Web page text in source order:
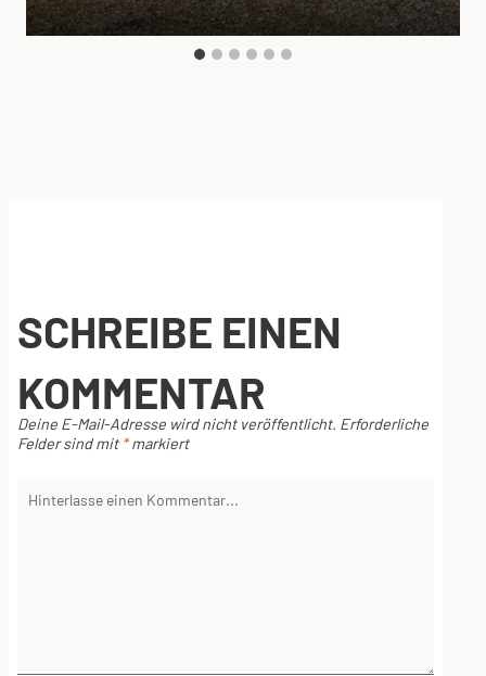
SCHREIBE EINEN
KOMMENTAR
Deine E-Mail-Adresse wird nicht veröffentlicht. Erforderliche
Felder sind mit *markiert